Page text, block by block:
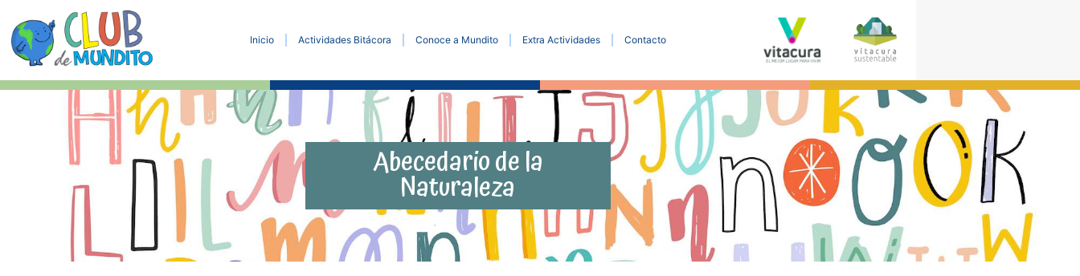
Inicio Actividades Bitácora Conoce a Mundito Extra Actividades Contacto
Abecedario de la
Naturaleza